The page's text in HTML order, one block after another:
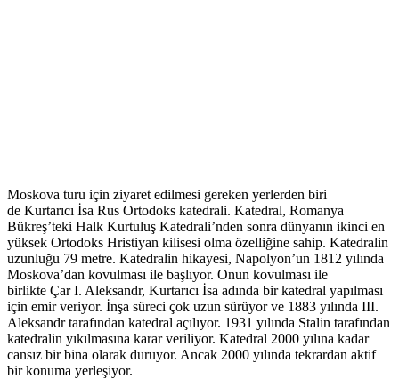
Moskova turu için ziyaret edilmesi gereken yerlerden biri
de Kurtarıcı İsa Rus Ortodoks katedrali. Katedral, Romanya
Bükreş’teki Halk Kurtuluş Katedrali’nden sonra dünyanın ikinci en
yüksek Ortodoks Hristiyan kilisesi olma özelliğine sahip. Katedralin
uzunluğu 79 metre. Katedralin hikayesi, Napolyon’un 1812 yılında
Moskova’dan kovulması ile başlıyor. Onun kovulması ile
birlikte Çar I. Aleksandr, Kurtarıcı İsa adında bir katedral yapılması
için emir veriyor. İnşa süreci çok uzun sürüyor ve 1883 yılında III.
Aleksandr tarafından katedral açılıyor. 1931 yılında Stalin tarafından
katedralin yıkılmasına karar veriliyor. Katedral 2000 yılına kadar
cansız bir bina olarak duruyor. Ancak 2000 yılında tekrardan aktif
bir konuma yerleşiyor.